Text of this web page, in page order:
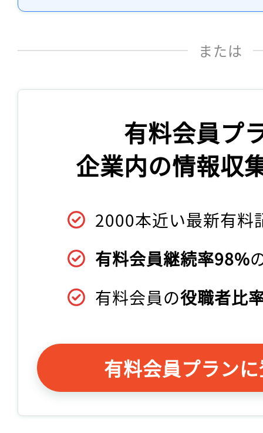
または
有料会員プ
企業内の情報収
2000本近い最新有料
有料会員継続率98%
有料会員の役職者比
有料会員プラン